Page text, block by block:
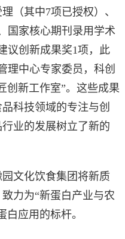
（其中7项已授权）、
国家核心期刊录用学术
议创新成果奖1项，此
理中心专家委员，科创
创新工作室”。这些成果
科技领域的专注与创
业的发展树立了新的
文化饮食集团将新质
力为“新蛋白产业与农
白应用的标杆。